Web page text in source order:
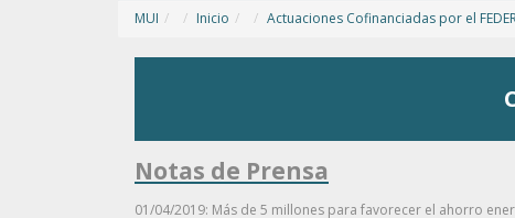
MUI / Inicio / Actuaciones Cofinanciadas por el
Notas de Prensa
01/04/2019: Más de 5 millones para favorecer el ahorro